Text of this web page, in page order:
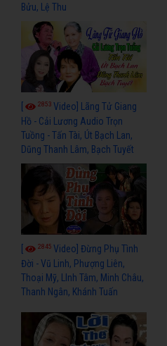
Bửu, Lệ Thu
2853 Video] Lãng Tử Giang
Hồ - Cải Lương Audio Trọn
Tuồng - Tấn Tài, Út Bạch Lan,
Dũng Thanh Lâm, Bạch Tuyết
2845 Video] Đừng Phụ Tình
Đời - Vũ Linh, Phượng Liên,
Thoại Mỹ, LInh Tâm, Minh Châu,
Thanh Ngân, Khánh Tuấn